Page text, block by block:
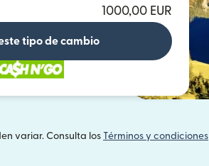
1000,00 EUR
tipo de cambio
variar. Consulta los Términos y condiciones